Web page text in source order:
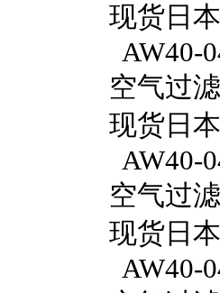
现货日
AW40-
空气过
现货日
AW40-
空气过
现货日
AW40-